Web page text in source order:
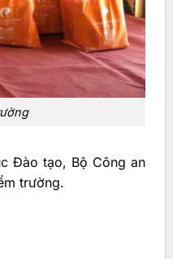
Đào tạo, Bộ Công an
trường.